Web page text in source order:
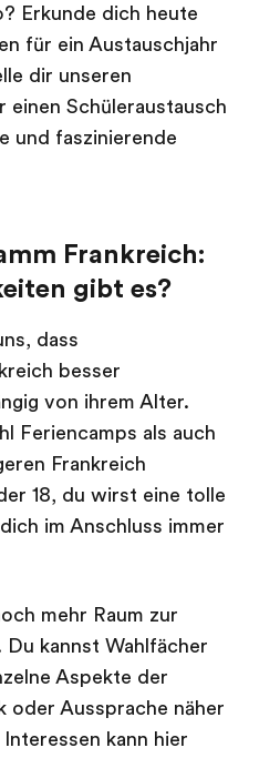
Erkunde dich heute
für ein Austauschjahr
dir unseren
einen Schüleraustausch
und faszinierende
Frankreich:
gibt es?
dass
besser
von ihrem Alter.
Feriencamps als auch
Frankreich
18, du wirst eine tolle
im Anschluss immer
mehr Raum zur
kannst Wahlfächer
Aspekte der
oder Aussprache näher
kann hier